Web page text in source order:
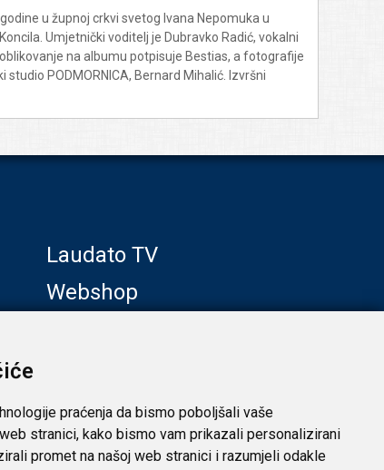
praćenja da bismo poboljšali vaše
stranici, kako bismo vam prikazali personalizirani
promet na našoj web stranici i razumjeli odakle
u župnoj crkvi svetog Ivana Nepomuka u
Umjetnički voditelj je Dubravko Radić, vokalni
na albumu potpisuje Bestias, a fotografije
PODMORNICA, Bernard Mihalić. Izvršni
Laudato TV
Webshop